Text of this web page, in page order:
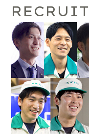
RECRUIT